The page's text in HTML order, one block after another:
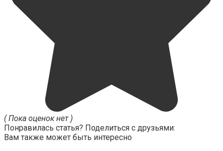
( Пока оценок нет )
Понравилась статья? Поделиться с друзьями:
Вам также может быть интересно